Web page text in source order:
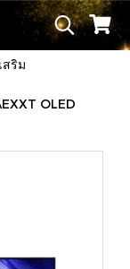
ริม
OLED